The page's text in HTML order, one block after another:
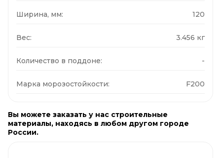
Ширина, мм: 120
Вес: 3.456 кг
Количество в поддоне: -
Марка морозостойкости: F200
Вы можете заказать у нас строительные
материалы, находясь в любом другом городе
России.